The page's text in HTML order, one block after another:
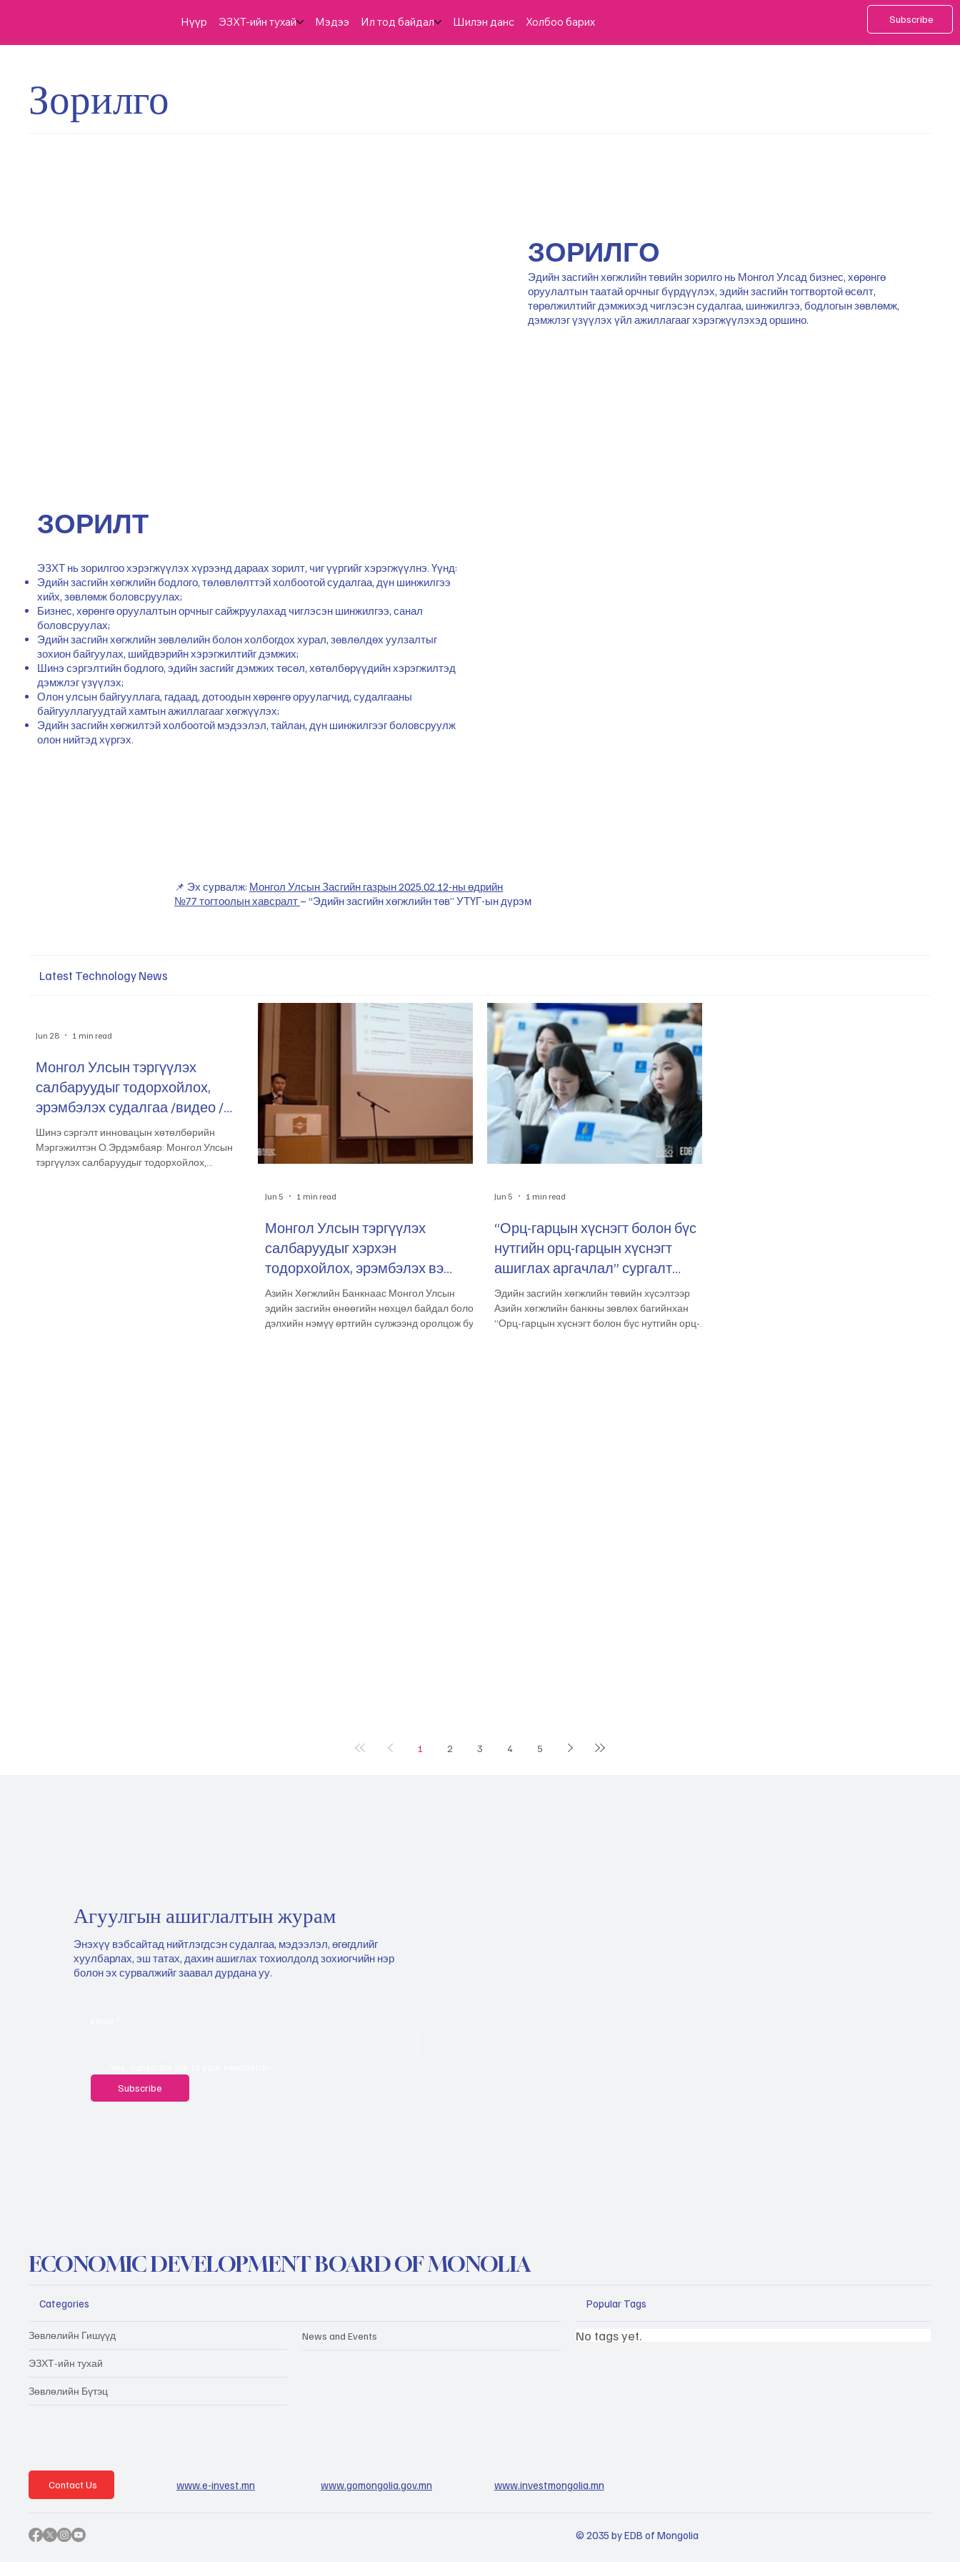
Нүүр ЭЗХТ-ийн тухай Мэдээ Ил тод байдал Шилэн данс Холбоо барих Subscribe
Зорилго
ЗОРИЛГО
Эдийн засгийн хөгжлийн төвийн зорилго нь Монгол Улсад бизнес, хөрөнгө
оруулалтын таатай орчныг бүрдүүлэх, эдийн засгийн тогтвортой өсөлт,
төрөлжилтийг дэмжихэд чиглэсэн судалгаа, шинжилгээ, бодлогын зөвлөмж,
дэмжлэг үзүүлэх үйл ажиллагааг хэрэгжүүлэхэд оршино.
ЗОРИЛТ
ЭЗХТ нь зорилгоо хэрэгжүүлэх хүрээнд дараах зорилт, чиг үүргийг хэрэгжүүлнэ. Үүнд:
Эдийн засгийн хөгжлийн бодлого, төлөвлөлттэй холбоотой судалгаа, дүн шинжилгээ
хийх, зөвлөмж боловсруулах;
Бизнес, хөрөнгө оруулалтын орчныг сайжруулахад чиглэсэн шинжилгээ, санал
боловсруулах;
Эдийн засгийн хөгжлийн зөвлөлийн болон холбогдох хурал, зөвлөлдөх уулзалтыг
зохион байгуулах, шийдвэрийн хэрэгжилтийг дэмжих;
Шинэ сэргэлтийн бодлого, эдийн засгийг дэмжих төсөл, хөтөлбөрүүдийн хэрэгжилтэд
дэмжлэг үзүүлэх;
Олон улсын байгууллага, гадаад, дотоодын хөрөнгө оруулагчид, судалгааны
байгууллагуудтай хамтын ажиллагааг хөгжүүлэх;
Эдийн засгийн хөгжилтэй холбоотой мэдээлэл, тайлан, дүн шинжилгээг боловсруулж
олон нийтэд хүргэх.
📌 Эх сурвалж: Монгол Улсын Засгийн газрын 2025.02.12-ны өдрийн
№77 тогтоолын хавсралт – “Эдийн засгийн хөгжлийн төв” УТҮГ-ын дүрэм
Latest Technology News
Монгол Улсын тэргүүлэх
салбаруудыг тодорхойлох,
эрэмбэлэх судалгаа /видео /
2026.05.22
Шинэ сэргэлт инновацын хөтөлбөрийн
Мэргэжилтэн О.Эрдэмбаяр: Монгол Улсын
тэргүүлэх салбаруудыг тодорхойлох,
Jun 28 1 min read
Монгол Улсын тэргүүлэх
салбаруудыг хэрхэн
тодорхойлох, эрэмбэлэх вэ
"2026.05.21
Азийн Хөгжлийн Банкнаас Монгол Улсын
эдийн засгийн өнөөгийн нөхцөл байдал болон
дэлхийн нэмүү өртгийн сүлжээнд оролцож буй
Jun 5 1 min read
“Орц-гарцын хүснэгт болон бүс
нутгийн орц-гарцын хүснэгт
ашиглах аргачлал” сургалт
боллоо. 2026.05.19
Эдийн засгийн хөгжлийн төвийн хүсэлтээр
Азийн хөгжлийн банкны зөвлөх багийнхан
“Орц-гарцын хүснэгт болон бүс нутгийн орц-
Jun 5 1 min read
1 2 3 4 5
Агуулгын ашиглалтын журам
Subscribe
Энэхүү вэбсайтад нийтлэгдсэн судалгаа, мэдээлэл, өгөгдлийг
хуулбарлах, эш татах, дахин ашиглах тохиолдолд зохиогчийн нэр
болон эх сурвалжийг заавал дурдана уу.
ECONOMIC DEVELOPMENT BOARD OF MONOLIA
Categories
Зөвлөлийн Гишүүд
ЭЗХТ-ийн тухай
Зөвлөлийн Бүтэц
News and Events
Popular Tags
No tags yet.
© 2035 by EDB of Mongolia
Contact Us www.e-invest.mn www.gomongolia.gov.mn www.investmongolia.mn